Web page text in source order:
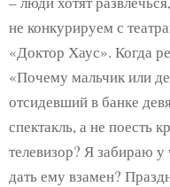
не конкурируем с
«Доктор Хаус». Когда
«Почему мальчик или
отсидевший в банке
спектакль, а не поесть
телевизор? Я забираю
дать ему взамен?